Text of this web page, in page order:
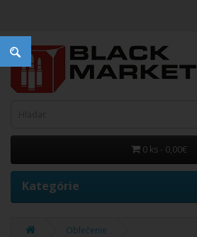
0 ks - 0,00€
Kategórie
Oblečenie